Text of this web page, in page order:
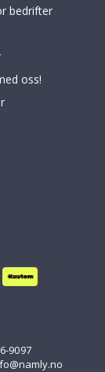
bedrifter
oss!
9097